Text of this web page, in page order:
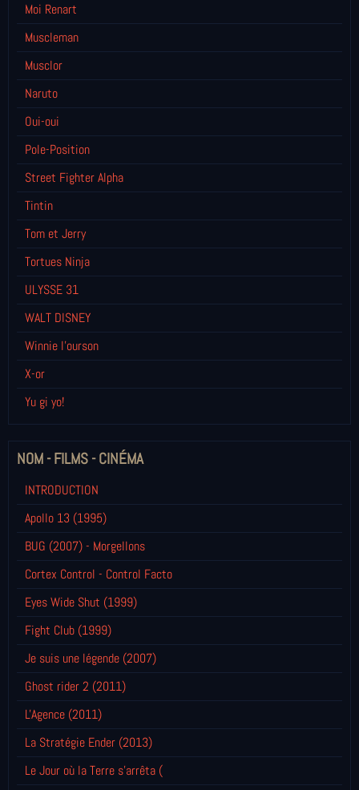
Moi Renart
Muscleman
Musclor
Naruto
Oui-oui
Pole-Position
Street Fighter Alpha
Tintin
Tom et Jerry
Tortues Ninja
ULYSSE 31
WALT DISNEY
Winnie l’ourson
X-or
Yu gi yo!
NOM - FILMS - CINÉMA
INTRODUCTION
Apollo 13 (1995)
BUG (2007) - Morgellons
Cortex Control - Control Facto
Eyes Wide Shut (1999)
Fight Club (1999)
Je suis une légende (2007)
Ghost rider 2 (2011)
L'Agence (2011)
La Stratégie Ender (2013)
Le Jour où la Terre s'arrêta (